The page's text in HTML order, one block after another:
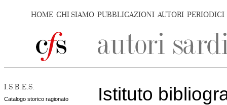
HOME CHI SIAMO PUBBLICAZIONI AUTORI PERIODICI
I.S.B.E.S.
Catalogo storico ragionato
Istituto